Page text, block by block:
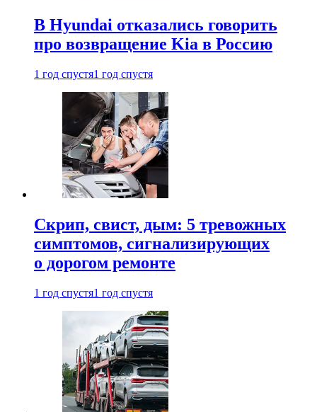
В Hyundai отказались говорить
про возвращение Kia в Россию
1 год спустя1 год спустя
Скрип, свист, дым: 5 тревожных
симптомов, сигнализирующих
о дорогом ремонте
1 год спустя1 год спустя